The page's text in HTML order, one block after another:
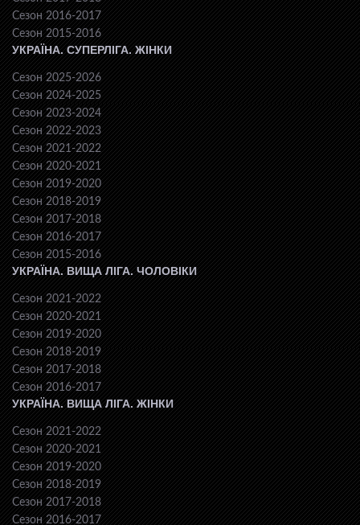
Сезон 2016-2017
Сезон 2015-2016
УКРАЇНА. СУПЕРЛІГА. ЖІНКИ
Сезон 2025-2026
Сезон 2024-2025
Сезон 2023-2024
Сезон 2022-2023
Сезон 2021-2022
Сезон 2020-2021
Сезон 2019-2020
Сезон 2018-2019
Сезон 2017-2018
Сезон 2016-2017
Сезон 2015-2016
УКРАЇНА. ВИЩА ЛІГА. ЧОЛОВІКИ
Сезон 2021-2022
Сезон 2020-2021
Сезон 2019-2020
Сезон 2018-2019
Сезон 2017-2018
Сезон 2016-2017
УКРАЇНА. ВИЩА ЛІГА. ЖІНКИ
Сезон 2021-2022
Сезон 2020-2021
Сезон 2019-2020
Сезон 2018-2019
Сезон 2017-2018
Сезон 2016-2017